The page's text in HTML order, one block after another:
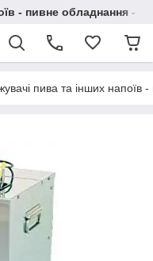
- пивне обладнання - в
пива та інших напоїв -